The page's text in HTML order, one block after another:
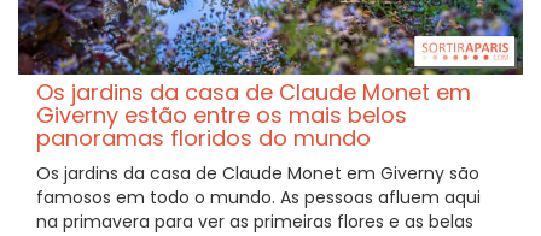
Os jardins da casa de Claude Monet em
Giverny estão entre os mais belos
panoramas floridos do mundo
Os jardins da casa de Claude Monet em Giverny são
famosos em todo o mundo. As pessoas afluem aqui
na primavera para ver as primeiras flores e as belas